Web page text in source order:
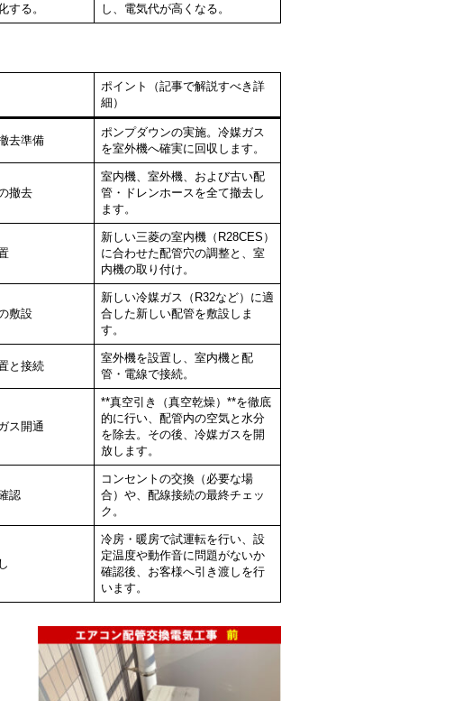
する。
し、電気代が高くなる。
ポイント（記事で解説すべき詳
細）
去準備
ポンプダウンの実施。冷媒ガス
を室外機へ確実に回収します。
撤去
室内機、室外機、および古い配
管・ドレンホースを全て撤去し
ます。
新しい三菱の室内機（R28CES）
に合わせた配管穴の調整と、室
内機の取り付け。
敷設
新しい冷媒ガス（R32など）に適
合した新しい配管を敷設しま
す。
と接続
室外機を設置し、室内機と 配
管・電線で接続。
ス開通
**真空引き（真空乾燥）**を徹底
的に行い、配管内の空気と水分
を除去。その後、冷媒ガスを開
放します。
認
コンセントの交換（必要な場
合）や、配線接続の最終チェッ
ク。
冷房・暖房で試運転を行い、設
定温度や動作音に問題がないか
確認後、お客様へ引き渡しを行
います。